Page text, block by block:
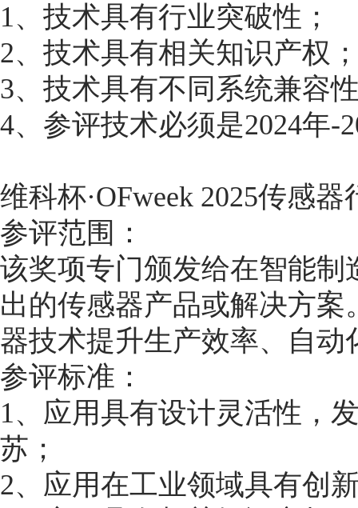
1、技术具有行业突破性；
2、技术具有相关知识产权
3、技术具有不同系统兼容
4、参评技术必须是2024年-
维科杯·OFweek 2025传感
参评范围：
该奖项专门颁发给在智能
出的传感器产品或解决方
器技术提升生产效率、自
参评标准：
1、应用具有设计灵活性，
苏；
2、应用在工业领域具有创